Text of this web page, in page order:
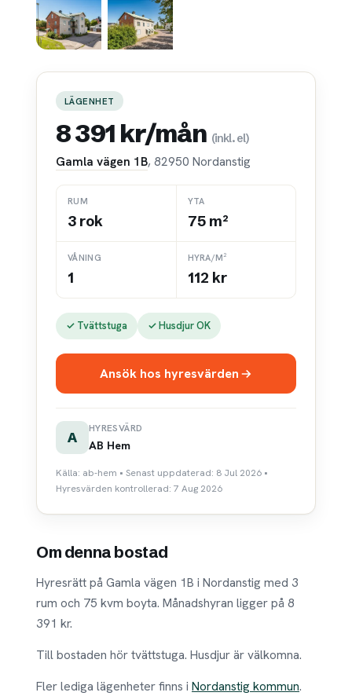
LÄGENHET
8 391 kr/mån (inkl. el)
Gamla vägen 1B, 82950 Nordanstig
RUM
3 rok
YTA
75 m²
VÅNING
1
HYRA/M²
112 kr
✓ Tvättstuga ✓ Husdjur OK
Ansök hos hyresvärden
A
HYRESVÄRD
AB Hem
Källa: ab-hem • Senast uppdaterad: 8 Jul 2026 •
Hyresvärden kontrollerad: 7 Aug 2026
Om denna bostad
Hyresrätt på Gamla vägen 1B i Nordanstig med 3
rum och 75 kvm boyta. Månadshyran ligger på 8
391 kr.
Till bostaden hör tvättstuga. Husdjur är välkomna.
Fler lediga lägenheter finns i Nordanstig kommun.